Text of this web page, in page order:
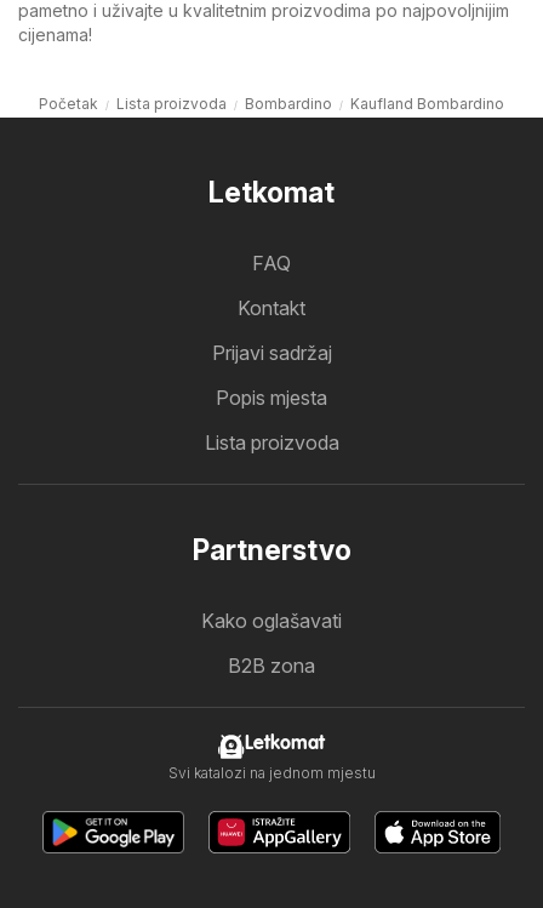
pametno i uživajte u kvalitetnim proizvodima po najpovoljnijim
cijenama!
Početak Lista proizvoda Bombardino Kaufland Bombardino
Letkomat
FAQ
Kontakt
Prijavi sadržaj
Popis mjesta
Lista proizvoda
Partnerstvo
Kako oglašavati
B2B zona
Letkomat
Svi katalozi na jednom mjestu